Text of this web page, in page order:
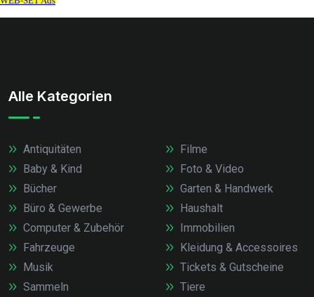
Alle Kategorien
Antiquitäten
Baby & Kind
Bücher
Büro & Gewerbe
Computer & Zubehör
Fahrzeuge
Filme
Foto & Video
Garten & Handwerk
Haushalt
Immobilien
Kleidung & Accessoires
Musik
Sammeln
Tickets & Gutscheine
Tiere